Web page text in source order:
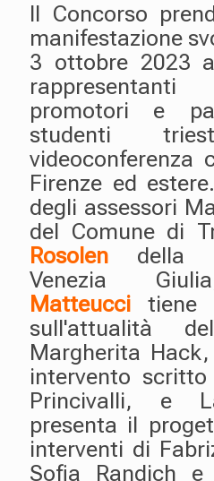
Il Concorso
manifestazione
3 ottobre 2023
promotori e
studenti
videoconferenza
Firenze ed
degli assessori
del Comune di
Rosolen della
Venezia
Matteucci tiene
sull'attualità
Margherita
intervento
Princivalli, e
presenta il
interventi di
Sofia Randich